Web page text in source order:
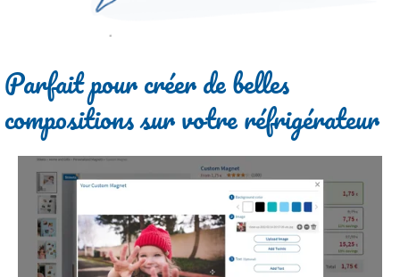
Parfait pour créer de belles
compositions sur votre réfrigérateur